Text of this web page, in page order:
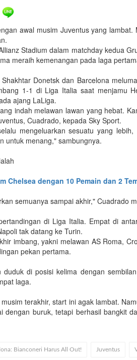
awal musim Juventus yang
Stadium dalam matchday kedua
meraih kemenangan pada laga
Donetsk dan Barcelona
1-1 di Liga Italia saat menjamu
ajang LaLiga.
indah melawan lawan yang hebat.
Cuadrado, kepada Sky Sport.
mengeluarkan sesuatu yang
untuk menang," sambungnya.
Chelsea dengan 10 Pemain dan 2
semuanya sampai akhir," Cuadrado
di Liga Italia. Empat di
tak datang ke Turin.
imbang, yakni melawan AS Roma,
pekan pertama.
di posisi kelima dengan
laga.
terakhir, start ini agak lambat.
dengan buruk, tetapi berhasil bangkit
Bianconeri Harus All Out! Juventus